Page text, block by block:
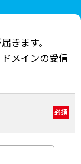
きます。
メインの受信
必須